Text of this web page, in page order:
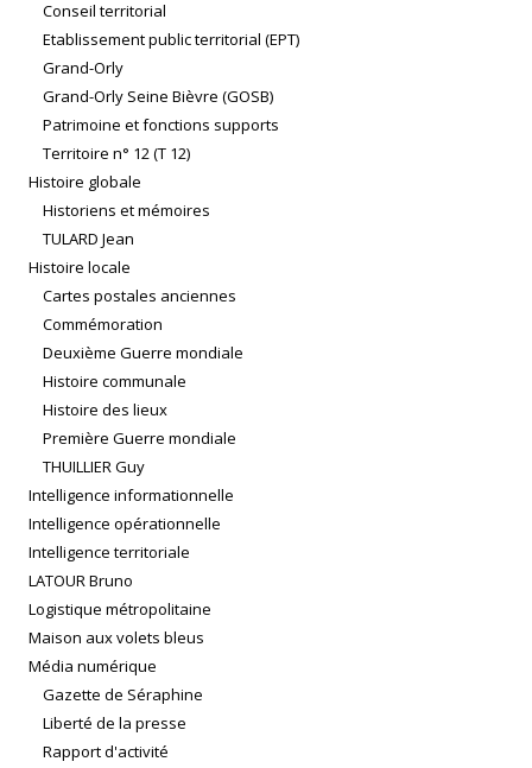
Conseil territorial
Etablissement public territorial (EPT)
Grand-Orly
Grand-Orly Seine Bièvre (GOSB)
Patrimoine et fonctions supports
Territoire n° 12 (T 12)
Histoire globale
Historiens et mémoires
TULARD Jean
Histoire locale
Cartes postales anciennes
Commémoration
Deuxième Guerre mondiale
Histoire communale
Histoire des lieux
Première Guerre mondiale
THUILLIER Guy
Intelligence informationnelle
Intelligence opérationnelle
Intelligence territoriale
LATOUR Bruno
Logistique métropolitaine
Maison aux volets bleus
Média numérique
Gazette de Séraphine
Liberté de la presse
Rapport d'activité